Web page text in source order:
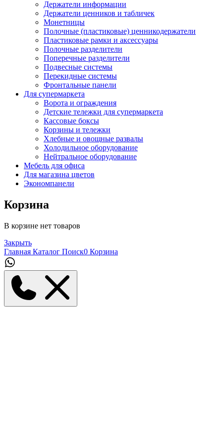
Держатели информации
Держатели ценников и табличек
Монетницы
Полочные (пластиковые) ценникодержатели
Пластиковые рамки и аксессуары
Полочные разделители
Поперечные разделители
Подвесные системы
Перекидные системы
Фронтальные панели
Для супермаркета
Ворота и ограждения
Детские тележки для супермаркета
Кассовые боксы
Корзины и тележки
Хлебные и овощные развалы
Холодильное оборудование
Нейтральное оборудование
Мебель для офиса
Для магазина цветов
Экономпанели
Корзина
В корзине нет товаров
Закрыть
Главная Каталог Поиск0 Корзина